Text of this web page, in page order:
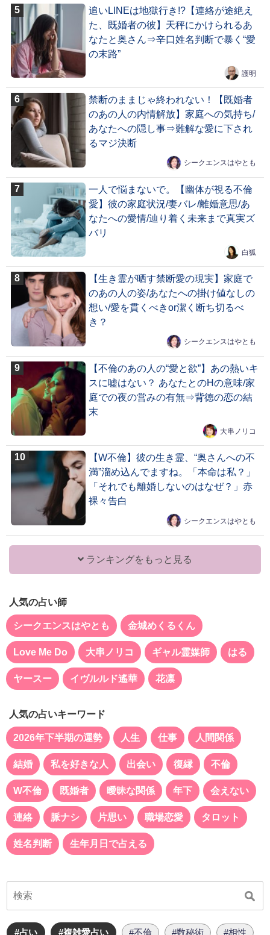
追いLINEは地獄行き!?【連絡が途絶え
た、既婚者の彼】天秤にかけられるあ
なたと奥さん⇒辛口姓名判断で暴く“愛
の末路”
護明
禁断のままじゃ終われない！【既婚者
のあの人の内情解放】家庭への気持ち/
あなたへの隠し事⇒難解な愛に下され
るマジ決断
シークエンスはやとも
一人で悩まないで。【幽体が視る不倫
愛】彼の家庭状況/妻バレ/離婚意思/あ
なたへの愛情/辿り着く未来まで真実ズ
バリ
白狐
【生き霊が晒す禁断愛の現実】家庭で
のあの人の姿/あなたへの掛け値なしの
想い/愛を貫くべきor潔く断ち切るべ
き？
シークエンスはやとも
【不倫のあの人の“愛と欲”】あの熱いキ
スに嘘はない？ あなたとのHの意味/家
庭での夜の営みの有無⇒背徳の恋の結
末
大串ノリコ
【W不倫】彼の生き霊、“奥さんへの不
満”溜め込んでますね。「本命は私？」
「それでも離婚しないのはなぜ？」赤
裸々告白
シークエンスはやとも
ランキングをもっと見る
人気の占い師
シークエンスはやとも 金城めくるくん
Love Me Do 大串ノリコ ギャル霊媒師 はる
ヤースー イヴルルド遙華 花凛
人気の占いキーワード
2026年下半期の運勢 人生 仕事 人間関係
結婚 私を好きな人 出会い 復縁 不倫
W不倫 既婚者 曖昧な関係 年下 会えない
連絡 脈ナシ 片思い 職場恋愛 タロット
姓名判断 生年月日で占える
#占い #複雑愛占い #不倫 #数秘術 #相性